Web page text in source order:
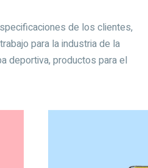
de los clientes,
para la industria de la
deportiva, productos para el